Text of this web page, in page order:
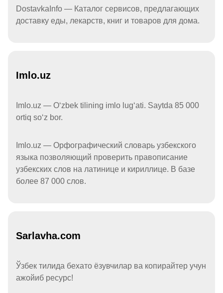
DostavkaInfo — Каталог сервисов, предлагающих
доставку еды, лекарств, книг и товаров для дома.
Imlo.uz
Imlo.uz — Oʻzbek tilining imlo lugʻati. Saytda 85 000
ortiq soʻz bor.
Imlo.uz — Орфографический словарь узбекского
языка позволяющий проверить правописание
узбекских слов на латинице и кириллице. В базе
более 87 000 слов.
Sarlavha.com
Ўзбек тилида бехато ёзувчилар ва копирайтер учун
ажойиб ресурс!